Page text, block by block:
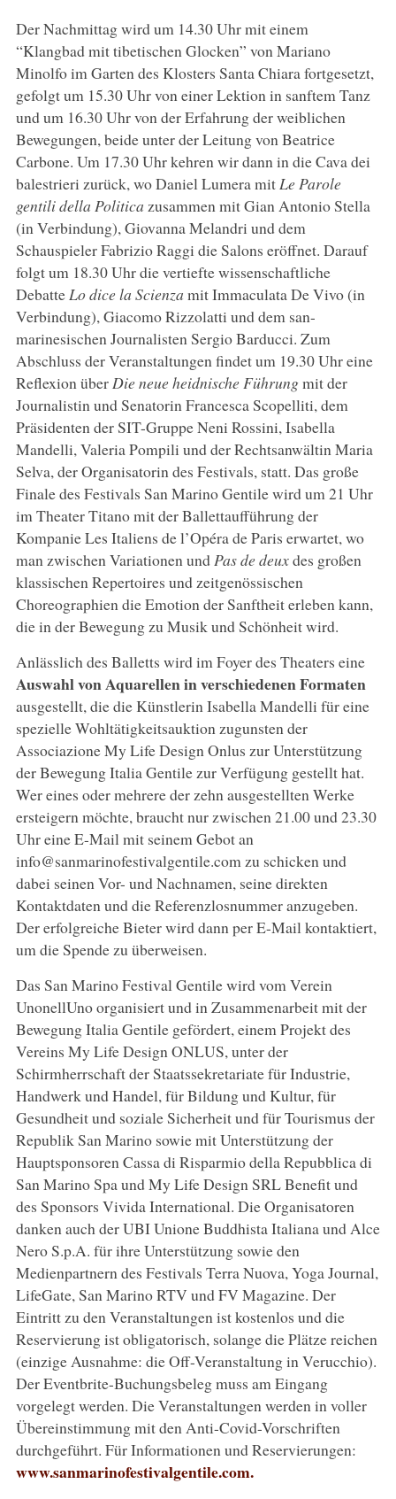
Der Nachmittag wird um 14.30 Uhr mit einem
“Klangbad mit tibetischen Glocken” von Mariano
Minolfo im Garten des Klosters Santa Chiara fortgesetzt,
gefolgt um 15.30 Uhr von einer Lektion in sanftem Tanz
und um 16.30 Uhr von der Erfahrung der weiblichen
Bewegungen, beide unter der Leitung von Beatrice
Carbone. Um 17.30 Uhr kehren wir dann in die Cava dei
balestrieri zurück, wo Daniel Lumera mit Le Parole
gentili della Politica zusammen mit Gian Antonio Stella
(in Verbindung), Giovanna Melandri und dem
Schauspieler Fabrizio Raggi die Salons eröffnet. Darauf
folgt um 18.30 Uhr die vertiefte wissenschaftliche
Debatte Lo dice la Scienza mit Immaculata De Vivo (in
Verbindung), Giacomo Rizzolatti und dem san-
marinesischen Journalisten Sergio Barducci. Zum
Abschluss der Veranstaltungen findet um 19.30 Uhr eine
Reflexion über Die neue heidnische Führungmit der
Journalistin und Senatorin Francesca Scopelliti, dem
Präsidenten der SIT-Gruppe Neni Rossini, Isabella
Mandelli, Valeria Pompili und der Rechtsanwältin Maria
Selva, der Organisatorin des Festivals, statt. Das große
Finale des Festivals San Marino Gentile wird um 21 Uhr
im Theater Titano mit der Ballettaufführung der
Kompanie Les Italiens de l’Opéra de Paris erwartet, wo
man zwischen Variationen und Pas de deuxdes großen
klassischen Repertoires und zeitgenössischen
Choreographien die Emotion der Sanftheit erleben kann,
die in der Bewegung zu Musik und Schönheit wird.
Anlässlich des Balletts wird im Foyer des Theaters eine
Auswahl von Aquarellen in verschiedenen Formaten
ausgestellt, die die Künstlerin Isabella Mandelli für eine
spezielle Wohltätigkeitsauktion zugunsten der
Associazione My Life Design Onlus zur Unterstützung
der Bewegung Italia Gentile zur Verfügung gestellt hat.
Wer eines oder mehrere der zehn ausgestellten Werke
ersteigern möchte, braucht nur zwischen 21.00 und 23.30
Uhr eine E-Mail mit seinem Gebot an
info@sanmarinofestivalgentile.com zu schicken und
dabei seinen Vor- und Nachnamen, seine direkten
Kontaktdaten und die Referenzlosnummer anzugeben.
Der erfolgreiche Bieter wird dann per E-Mail kontaktiert,
um die Spende zu überweisen.
Das San Marino Festival Gentile wird vom Verein
UnonellUno organisiert und in Zusammenarbeit mit der
Bewegung Italia Gentile gefördert, einem Projekt des
Vereins My Life Design ONLUS, unter der
Schirmherrschaft der Staatssekretariate für Industrie,
Handwerk und Handel, für Bildung und Kultur, für
Gesundheit und soziale Sicherheit und für Tourismus der
Republik San Marino sowie mit Unterstützung der
Hauptsponsoren Cassa di Risparmio della Repubblica di
San Marino Spa und My Life Design SRL Benefit und
des Sponsors Vivida International. Die Organisatoren
danken auch der UBI Unione Buddhista Italiana und Alce
Nero S.p.A. für ihre Unterstützung sowie den
Medienpartnern des Festivals Terra Nuova, Yoga Journal,
LifeGate, San Marino RTV und FV Magazine. Der
Eintritt zu den Veranstaltungen ist kostenlos und die
Reservierung ist obligatorisch, solange die Plätze reichen
(einzige Ausnahme: die Off-Veranstaltung in Verucchio).
Der Eventbrite-Buchungsbeleg muss am Eingang
vorgelegt werden. Die Veranstaltungen werden in voller
Übereinstimmung mit den Anti-Covid-Vorschriften
durchgeführt. Für Informationen und Reservierungen:
www.sanmarinofestivalgentile.com.